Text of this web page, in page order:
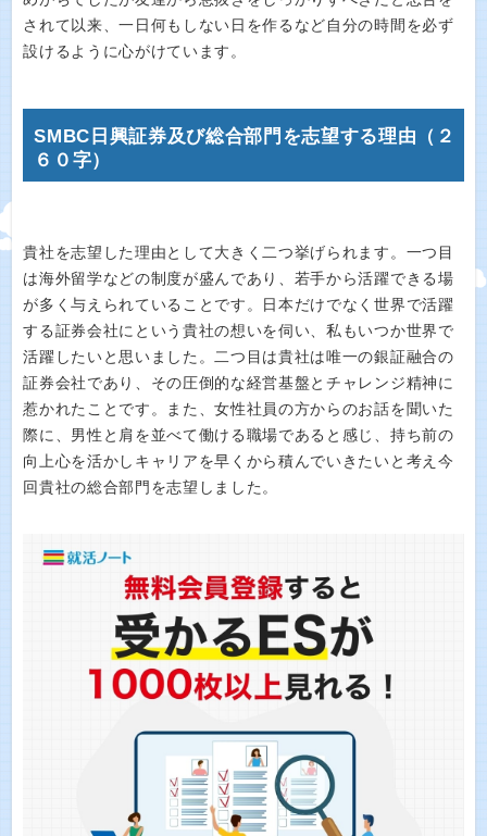
されて以来、一日何もしない日を作るなど自分の時間を必ず
設けるように心がけています。
SMBC日興証券及び総合部門を志望する理由（２
６０字）
貴社を志望した理由として大きく二つ挙げられます。一つ目
は海外留学などの制度が盛んであり、若手から活躍できる場
が多く与えられていることです。日本だけでなく世界で活躍
する証券会社にという貴社の想いを伺い、私もいつか世界で
活躍したいと思いました。二つ目は貴社は唯一の銀証融合の
証券会社であり、その圧倒的な経営基盤とチャレンジ精神に
惹かれたことです。また、女性社員の方からのお話を聞いた
際に、男性と肩を並べて働ける職場であると感じ、持ち前の
向上心を活かしキャリアを早くから積んでいきたいと考え今
回貴社の総合部門を志望しました。